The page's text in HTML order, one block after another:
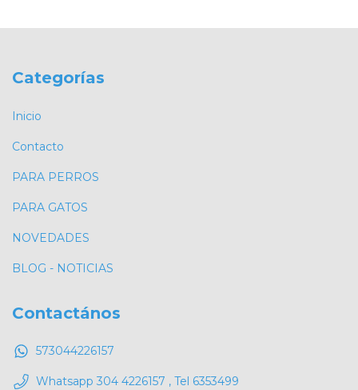
Categorías
Inicio
Contacto
PARA PERROS
PARA GATOS
NOVEDADES
BLOG - NOTICIAS
Contactános
573044226157
Whatsapp 304 4226157 , Tel 6353499